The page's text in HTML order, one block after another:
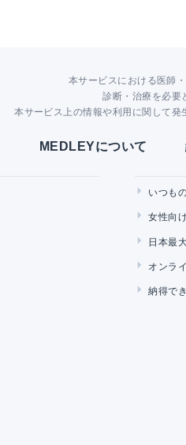
本サービスにおける医師
診断・治療を必要
本サービス上の情報や利用に関して
MEDLEYについて
いつも
女性向
日本最
オンラ
納得で